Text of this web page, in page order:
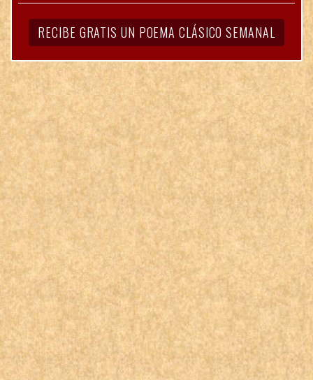
RECIBE GRATIS UN POEMA CLÁSICO SEMANAL